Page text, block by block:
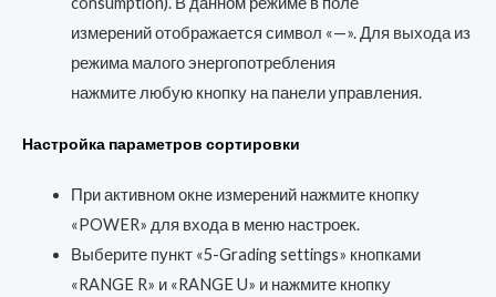
измерений отображается символ «—». Для выхода из
режима малого энергопотребления
нажмите любую кнопку на панели управления.
Настройка параметров сортировки
При активном окне измерений нажмите кнопку
«POWER» для входа в меню настроек.
Выберите пункт «5-Grading settings» кнопками
«RANGE R» и «RANGE U» и нажмите кнопку